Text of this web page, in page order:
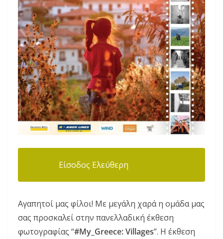
Είσοδος Ελεύθερη
Αγαπητοί μας φίλοι! Με μεγάλη χαρά η ομάδα μας
σας προσκαλεί στην πανελλαδική έκθεση
φωτογραφίας “#My_Greece: Villages”. Η έκθεση